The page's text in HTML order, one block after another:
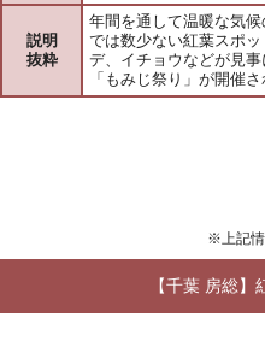
説明
抜粋
年間を通して温暖な気
では数少ない紅葉スポ
デ、イチョウなどが見
「もみじ祭り」が開催
※上記情
【千葉 房総